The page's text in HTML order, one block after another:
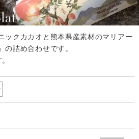
ックカカオと熊本県産素材のマリアー
詰め合わせです。